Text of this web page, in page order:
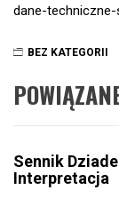
dane-
BEZ KATEGORII
Sennik
Interpretacja